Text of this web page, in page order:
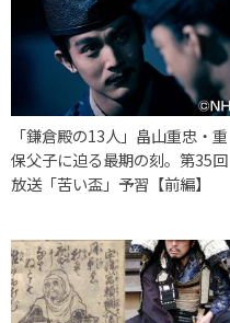
「鎌倉殿の13人」畠山重忠・重
保父子に迫る最期の刻。第35回
放送「苦い盃」予習【前編】